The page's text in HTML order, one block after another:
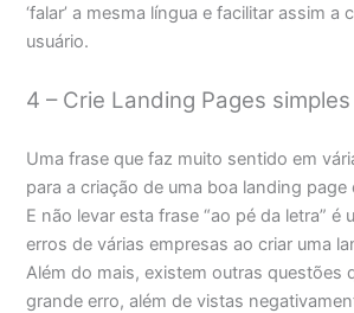
‘falar’ a mesma língua e facilitar assim a
usuário.
4 – Crie Landing Pages simples
Uma frase que faz muito sentido em
para a criação de uma boa landing page
E não levar esta frase “ao pé da letra” é
erros de várias empresas ao criar uma
Além do mais, existem outras questões
grande erro, além de vistas